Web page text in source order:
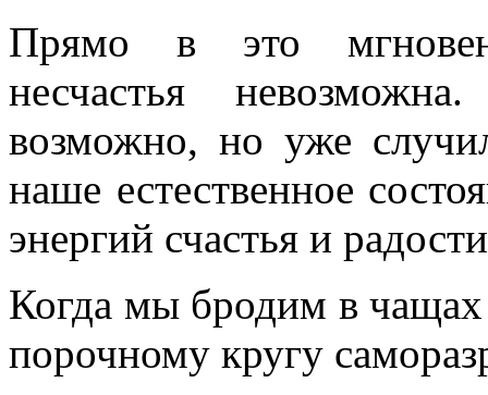
Прямо в это
несчастья
возможно, но уже
наше естественное
энергий счастья и
Когда мы бродим в
порочному кругу